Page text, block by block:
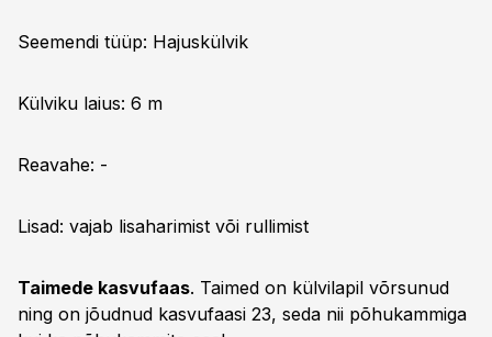
Seemendi tüüp: Hajuskülvik
Külviku laius: 6 m
Reavahe: -
Lisad: vajab lisaharimist või rullimist
Taimede kasvufaas. Taimed on külvilapil võrsunud
ning on jõudnud kasvufaasi 23, seda nii põhukammiga